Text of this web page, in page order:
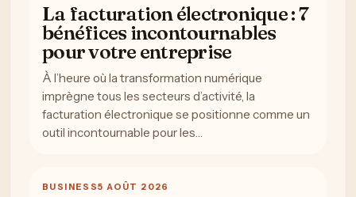
La facturation électronique : 7
bénéfices incontournables
pour votre entreprise
À l’heure où la transformation numérique
imprègne tous les secteurs d’activité, la
facturation électronique se positionne comme un
outil incontournable pour les…
BUSINESS5 AOÛT 2026